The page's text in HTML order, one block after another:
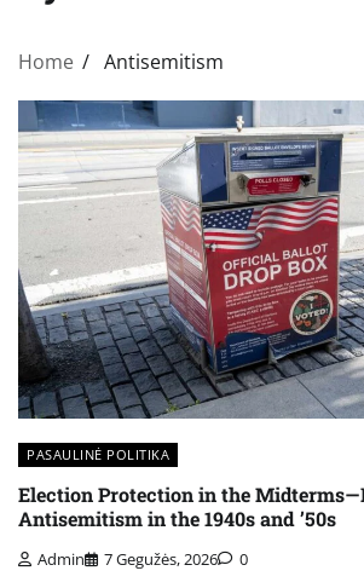
Home Antisemitism
PASAULINĖ POLITIKA
Election Protection in the
Antisemitism in the 1940s and ’50s
Admin 7 Gegužės, 2026 0